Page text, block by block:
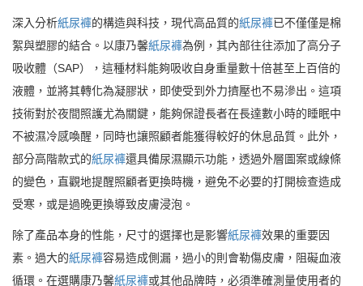
深入分析紙尿褲的構造與科技，現代高品質的紙尿褲已不僅僅是棉
絮與塑膠的結合。以康乃馨紙尿褲為例，其內部往往添加了高分子
吸收體（SAP），這種材料能夠吸收自身重量數十倍甚至上百倍的
液體，並將其轉化為凝膠狀，即使受到外力擠壓也不易滲出。這項
技術對於夜間照護尤為關鍵，能夠保證長者在長達數小時的睡眠中
不被濕冷感喚醒，同時也讓照顧者能獲得較好的休息品質。此外，
部分高階款式的紙尿褲還具備尿濕顯示功能，透過外層圖案或線條
的變色，直觀地提醒照顧者更換時機，避免不必要的打開檢查造成
受寒，或是過晚更換導致皮膚浸泡。
除了產品本身的性能，尺寸的選擇也是影響紙尿褲效果的重要因
素。過大的紙尿褲容易造成側漏，過小的則會勒傷皮膚，阻礙血液
循環。在選購康乃馨紙尿褲或其他品牌時，必須準確測量使用者的